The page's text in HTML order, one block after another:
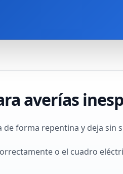
averías
forma repentina y deja sin
o el cuadro